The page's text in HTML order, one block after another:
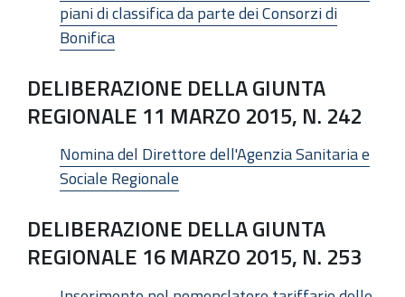
piani di classifica da parte dei Consorzi di
Bonifica
DELIBERAZIONE DELLA GIUNTA
REGIONALE 11 MARZO 2015, N. 242
Nomina del Direttore dell'Agenzia Sanitaria e
Sociale Regionale
DELIBERAZIONE DELLA GIUNTA
REGIONALE 16 MARZO 2015, N. 253